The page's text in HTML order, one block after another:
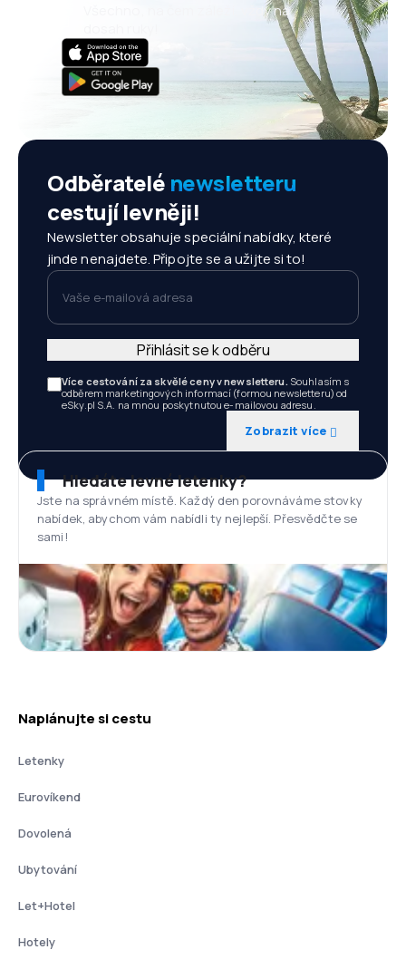
Všechno, na čem záleží, vždy na
Odběratelé newsletteru
cestují levněji!
Newsletter obsahuje speciální nabídky, které
jinde nenajdete. Připojte se a užijte si to!
Vaše e-mailová adresa
Více cestování za skvělé ceny v newsletteru. Souhlasím s
odběrem marketingových informací (formou newsletteru) od
eSky.pl S.A. na mnou poskytnutou e-mailovou adresu.
Zobrazit více
Přihlásit se k odběru
Hledáte levné letenky?
Jste na správném místě. Každý den porovnáváme stovky
nabídek, abychom vám nabídli ty nejlepší. Přesvědčte se
sami!
Naplánujte si cestu
Letenky
Eurovíkend
Dovolená
Ubytování
Let+Hotel
Hotely